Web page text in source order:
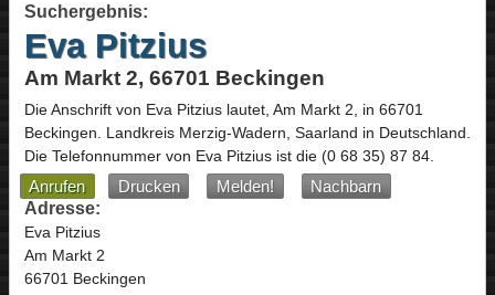
Suchergebnis:
Eva Pitzius
Am Markt 2, 66701 Beckingen
Die Anschrift von Eva Pitziuslautet, Am Markt 2, in 66701
Beckingen. Landkreis Merzig-Wadern, Saarland in Deutschland.
Die Telefonnummer von Eva Pitzius ist die (0 68 35) 87 84.
Anrufen Drucken Melden!
Nachbarn
Adresse:
Eva Pitzius
Am Markt 2
66701 Beckingen